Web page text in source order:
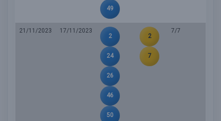
49
21/11/2023
17/11/2023
2
24
26
46
50
2
7
7/7